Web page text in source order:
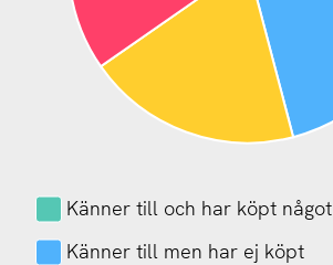
Känner till och har köpt något
Känner till men har ej köpt